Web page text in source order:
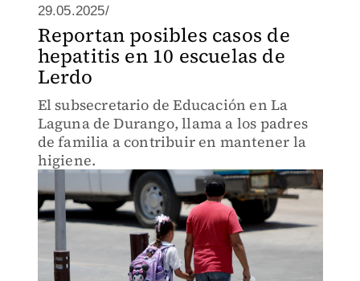
29.05.2025/
Reportan posibles casos de
hepatitis en 10 escuelas de
Lerdo
El subsecretario de Educación en La
Laguna de Durango, llama a los padres
de familia a contribuir en mantener la
higiene.